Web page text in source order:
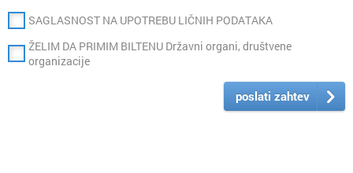
SAGLASNOST NA UPOTREBU LIČNIH PODATAKA
ŽELIM DA PRIMIM BILTENU Državni organi, društvene
organizacije
poslati zahtev